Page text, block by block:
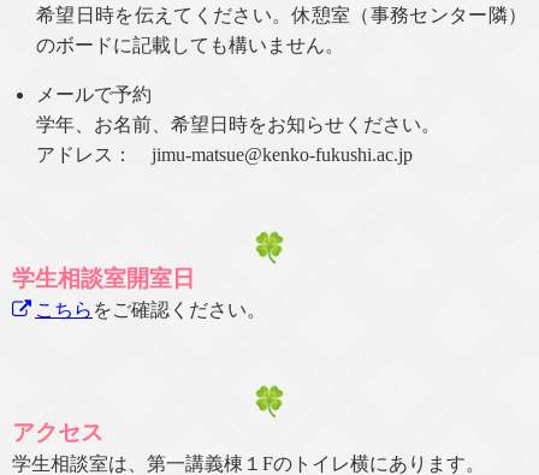
希望日時を伝えてください。休憩室（事務センター隣）
のボードに記載しても構いません。
メールで予約
学年、お名前、希望日時をお知らせください。
アドレス： jimu-matsue@kenko-fukushi.ac.jp
学生相談室開室日
こちら をご確認ください。
アクセス
学生相談室は、第一講義棟１Fのトイレ横にあります。